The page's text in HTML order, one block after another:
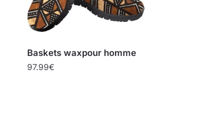
Baskets waxpour homme
97.99€